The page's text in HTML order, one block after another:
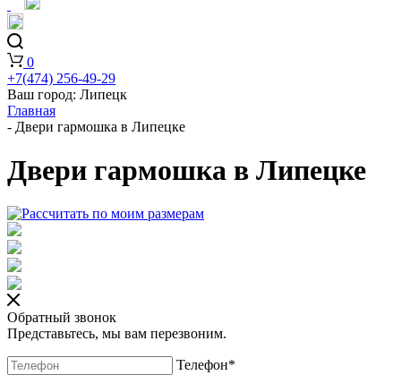
0
+7(474) 256-49-29
Ваш город: Липецк
Главная
- Двери гармошка в Липецке
Двери гармошка в Липецке
Обратный звонок
Представьтесь, мы вам перезвоним.
Телефон*